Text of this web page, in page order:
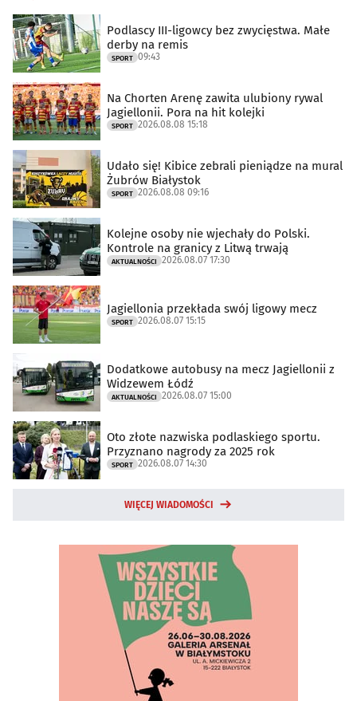
Podlascy III-ligowcy bez zwycięstwa. Małe
derby na remis
SPORT 09:43
Na Chorten Arenę zawita ulubiony rywal
Jagiellonii. Pora na hit kolejki
SPORT 2026.08.08 15:18
Udało się! Kibice zebrali pieniądze na mural
Żubrów Białystok
SPORT 2026.08.08 09:16
Kolejne osoby nie wjechały do Polski.
Kontrole na granicy z Litwą trwają
AKTUALNOŚCI 2026.08.07 17:30
Jagiellonia przekłada swój ligowy mecz
SPORT 2026.08.07 15:15
Dodatkowe autobusy na mecz Jagiellonii z
Widzewem Łódź
AKTUALNOŚCI 2026.08.07 15:00
Oto złote nazwiska podlaskiego sportu.
Przyznano nagrody za 2025 rok
SPORT 2026.08.07 14:30
WIĘCEJ WIADOMOŚCI